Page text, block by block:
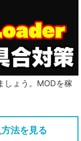
しょう。MODを稼
法を見る